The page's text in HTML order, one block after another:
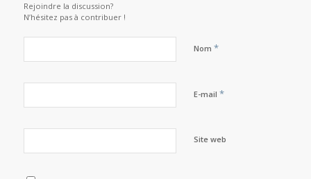
Rejoindre la discussion?
N’hésitez pas à contribuer !
Nom *
E-mail *
Site web